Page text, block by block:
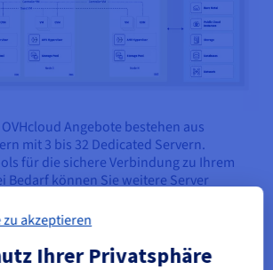
Angebote bestehen aus
mit 3 bis 32 Dedicated Servern.
für die sichere Verbindung zu Ihrem
Bedarf können Sie weitere Server
und Speicherplatz an.
akzeptieren
Ihrer Privatsphäre